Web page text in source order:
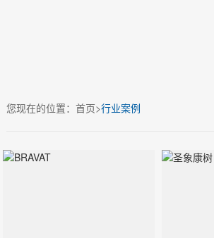
您现在的位置： 首页>行业案例